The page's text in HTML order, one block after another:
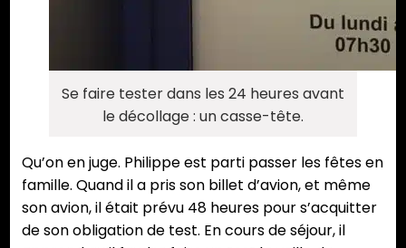
Se faire tester dans les 24 heures avant
le décollage : un casse-tête.
Qu’on en juge. Philippe est parti passer les fêtes en
famille. Quand il a pris son billet d’avion, et même
son avion, il était prévu 48 heures pour s’acquitter
de son obligation de test. En cours de séjour, il